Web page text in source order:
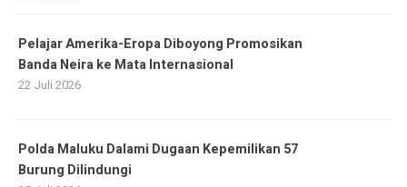
Pelajar Amerika-Eropa Diboyong Promosikan
Banda Neira ke Mata Internasional
22 Juli 2026
Polda Maluku Dalami Dugaan Kepemilikan 57
Burung Dilindungi